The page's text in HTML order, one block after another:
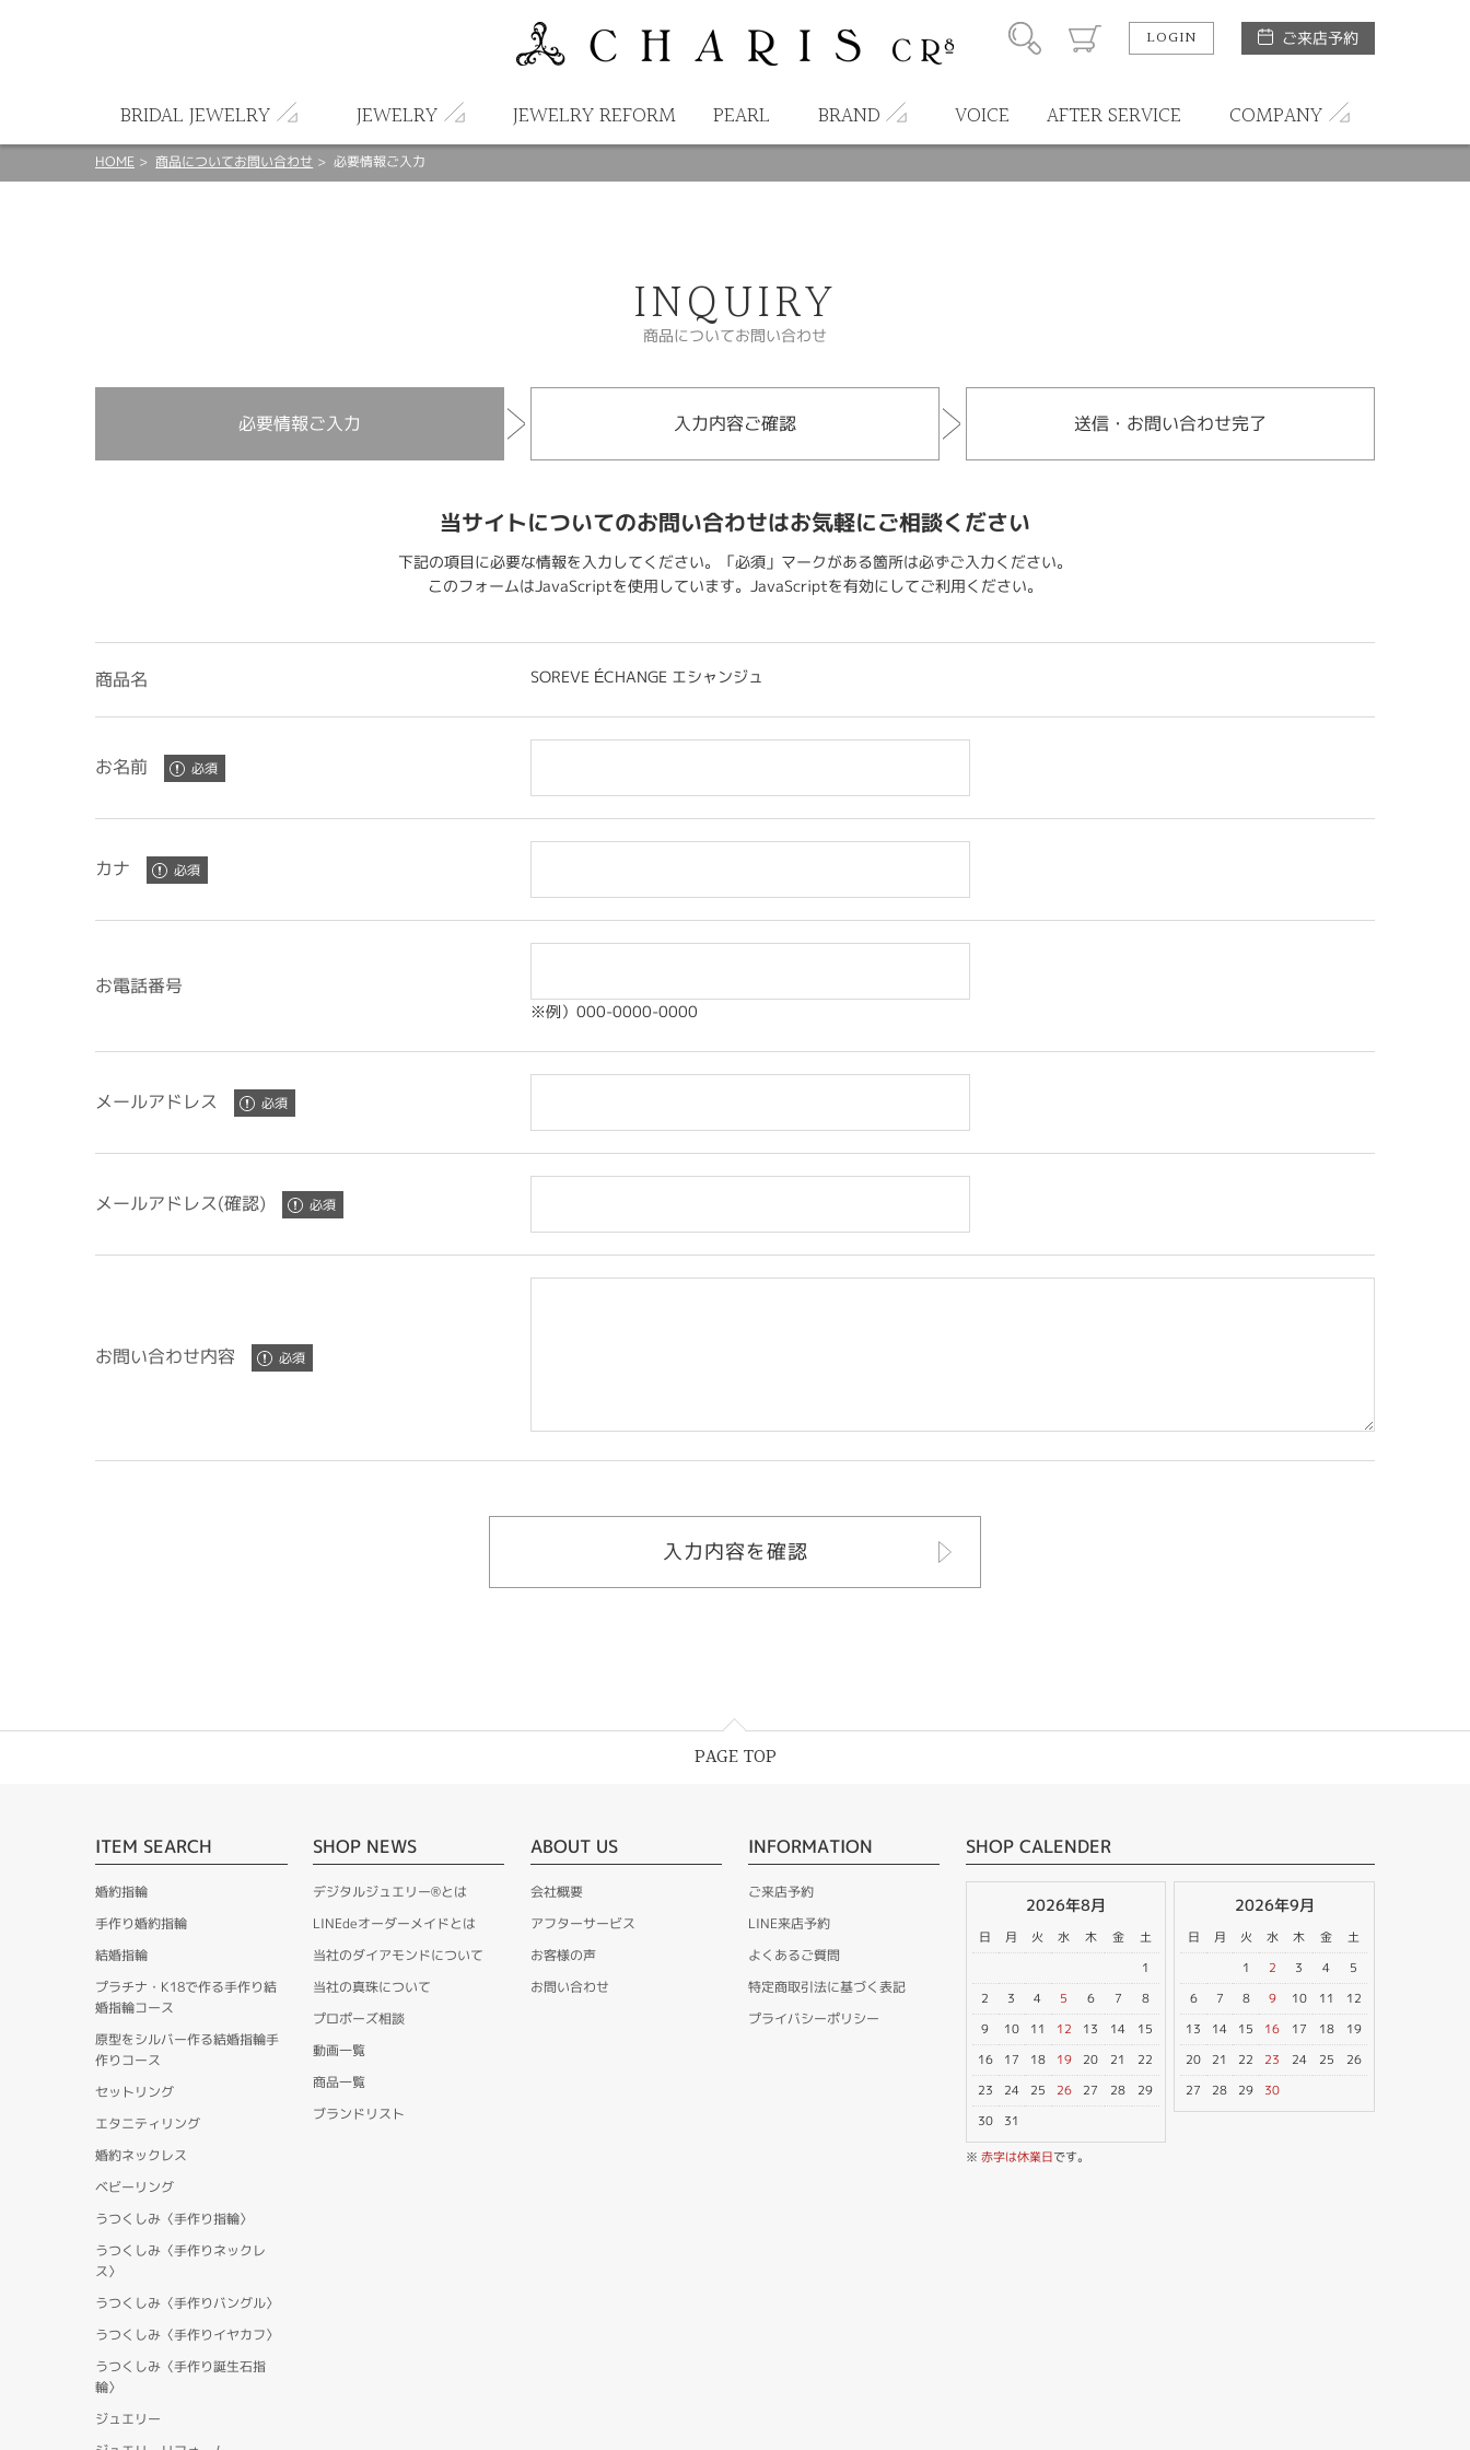
LOGIN ご来店予約
BRIDAL JEWELRY JEWELRY JEWELRY REFORM PEARL BRAND VOICE AFTER SERVICE COMPANY
HOME 商品についてお問い合わせ 必要情報ご入力
INQUIRY
商品についてお問い合わせ
必要情報ご入力 入力内容ご確認 送信・お問い合わせ完了
当サイトについてのお問い合わせはお気軽にご相談ください
下記の項目に必要な情報を入力してください。「必須」マークがある箇所は必ずご入力ください。
このフォームはJavaScriptを使用しています。JavaScriptを有効にしてご利用ください。
商品名 SOREVE ÉCHANGE エシャンジュ
お名前
カナ
お電話番号
※例）000-0000-0000
メールアドレス
メールアドレス(確認)
お問い合わせ内容
PAGE TOP
ITEM SEARCH
婚約指輪
手作り婚約指輪
結婚指輪
プラチナ・K18で作る手作り結
婚指輪コース
原型をシルバー作る結婚指輪手
作りコース
セットリング
エタニティリング
婚約ネックレス
ベビーリング
うつくしみ〈手作り指輪〉
うつくしみ〈手作りネックレ
ス〉
うつくしみ〈手作りバングル〉
うつくしみ〈手作りイヤカフ〉
うつくしみ〈手作り誕生石指
輪〉
ジュエリー
SHOP NEWS
デジタルジュエリー®とは
LINEdeオーダーメイドとは
当社のダイアモンドについて
当社の真珠について
プロポーズ相談
動画一覧
商品一覧
ブランドリスト
ABOUT US
会社概要
アフターサービス
お客様の声
お問い合わせ
INFORMATION
ご来店予約
LINE来店予約
よくあるご質問
特定商取引法に基づく表記
プライバシーポリシー
SHOP CALENDER
2026年8月
日 月 火 水 木 金
土
1
2
3 4 5 6 7
8
9
10 11 12 13 14
15
16
17 18 19 20 21
22
23
24 25 26 27 28
29
30
31
2026年9月
日 月 火 水 木 金
土
1
2 3 4
5
6
7 8 9 10 11
12
13
14 15 16 17 18
19
20
21 22 23 24 25
26
27
28 29 30
※ 赤字は休業日です。